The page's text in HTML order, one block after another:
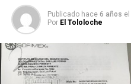
Publicado hace 6 años el
Por El Tololoche